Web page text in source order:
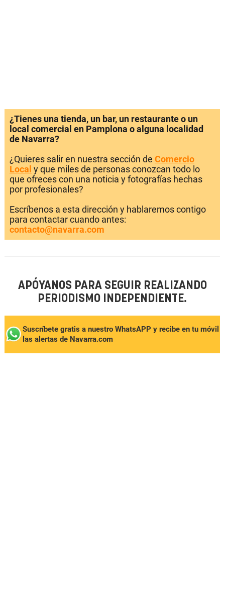
¿Tienes una tienda, un bar, un restaurante o un
local comercial en Pamplona o alguna localidad
de Navarra?
¿Quieres salir en nuestra sección de Comercio
Local y que miles de personas conozcan todo lo
que ofreces con una noticia y fotografías hechas
por profesionales?
Escríbenos a esta dirección y hablaremos contigo
para contactar cuando antes:
contacto@navarra.com
APÓYANOS PARA SEGUIR REALIZANDO
PERIODISMO INDEPENDIENTE.
Suscríbete gratis a nuestro WhatsAPP y recibe en tu móvil
las alertas de Navarra.com